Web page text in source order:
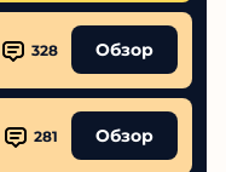
328 Обзор
281 Обзор